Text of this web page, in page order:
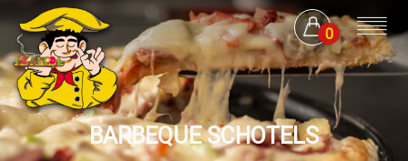
0
BARBEQUE SCHOTELS